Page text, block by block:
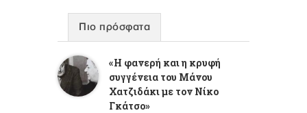
Πιο πρόσφατα
«Η φανερή και η κρυφή
συγγένεια του Μάνου
Χατζιδάκι με τον Νίκο
Γκάτσο»